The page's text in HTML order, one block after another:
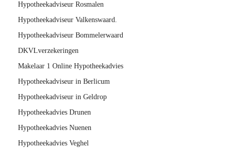
Hypotheekadviseur Rosmalen
Hypotheekadviseur Valkenswaard.
Hypotheekadviseur Bommelerwaard
DKVLverzekeringen
Makelaar 1 Online Hypotheekadvies
Hypotheekadviseur in Berlicum
Hypotheekadviseur in Geldrop
Hypotheekadvies Drunen
Hypotheekadvies Nuenen
Hypotheekadvies Veghel